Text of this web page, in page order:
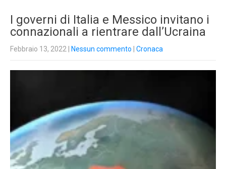
I governi di Italia e Messico invitano i
connazionali a rientrare dall’Ucraina
Febbraio 13, 2022 Nessun commento Cronaca